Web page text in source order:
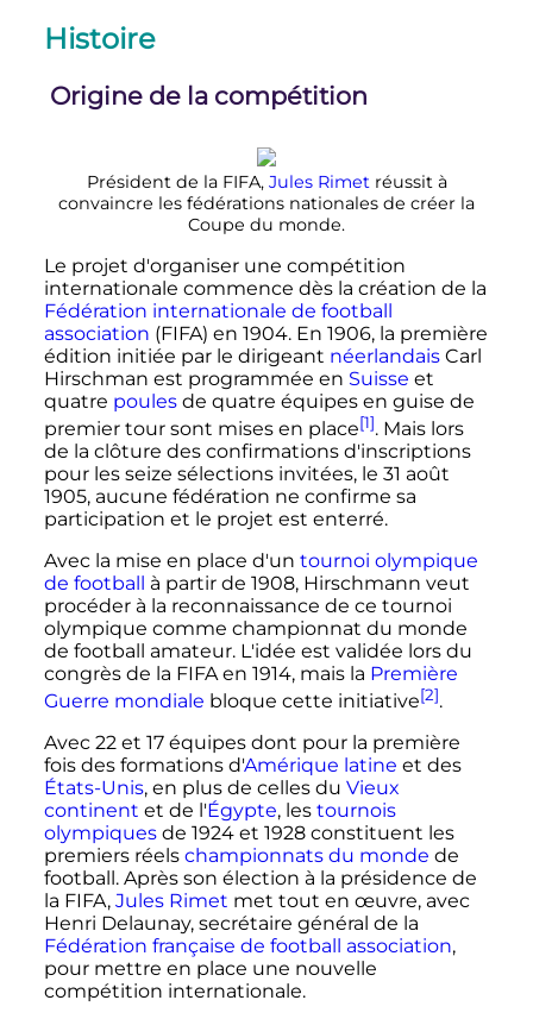
Histoire
Origine de la compétition
Président de la FIFA, Jules Rimetréussit à
convaincre les fédérations nationales de créer la
Coupe du monde.
Le projet d'organiser une compétition
internationale commence dès la création de la
Fédération internationale de football
association (FIFA) en 1904. En 1906, la première
édition initiée par le dirigeant néerlandaisCarl
Hirschman est programmée en Suisse et
quatre poulesde quatre équipes en guise de
premier tour sont mises en place[1]. Mais lors
de la clôture des confirmations d'inscriptions
pour les seize sélections invitées, le 31 août
1905, aucune fédération ne confirme sa
participation et le projet est enterré.
Avec la mise en place d'un tournoi olympique
de football à partir de 1908, Hirschmann veut
procéder à la reconnaissance de ce tournoi
olympique comme championnat du monde
de football amateur. L'idée est validée lors du
congrès de la FIFA en 1914, mais la Première
Guerre mondiale bloque cette initiative[2].
Avec 22 et 17 équipesdont pour la première
fois des formations d'Amérique latine et des
États-Unis, en plus de celles du Vieux
continent et de l'Égypte, les tournois
olympiquesde 1924 et 1928 constituent les
premiers réels championnats du monde de
football. Après son élection à la présidence de
la FIFA, Jules Rimet met tout en œuvre, avec
Henri Delaunay, secrétaire général de la
Fédération française de football association,
pour mettre en place une nouvelle
compétition internationale.